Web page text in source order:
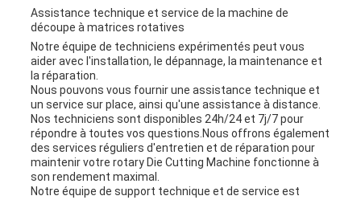
Assistance technique et service de la machine de
découpe à matrices rotatives
Notre équipe de techniciens expérimentés peut vous
aider avec l'installation, le dépannage, la maintenance et
la réparation.
Nous pouvons vous fournir une assistance technique et
un service sur place, ainsi qu'une assistance à distance.
Nos techniciens sont disponibles 24h/24 et 7j/7 pour
répondre à toutes vos questions.Nous offrons également
des services réguliers d'entretien et de réparation pour
maintenir votre rotary Die Cutting Machine fonctionne à
son rendement maximal.
Notre équipe de support technique et de service est